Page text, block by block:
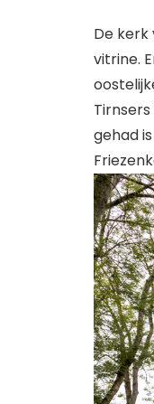
De kerk
vitrine.
gehad